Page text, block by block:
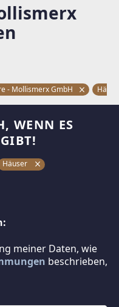
- Mollismerx GmbH
WENN ES
Häuser
meiner Daten, wie
beschrieben,